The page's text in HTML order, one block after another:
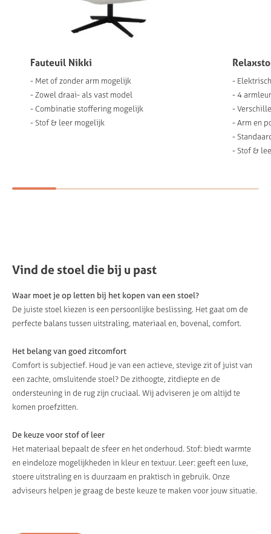
Relaxstoel Cassie
- Elektrisch of handmatige bediening
- 4 armleuningen mogelijk
- Verschillende poten mogelijk
- Arm en poot opties in 5 RAL kleuren
Vind de stoel die bij u past
Waar moet je op letten bij het kopen van een stoel?
De juiste stoel kiezen is een persoonlijke beslissing. Het gaat om de
perfecte balans tussen uitstraling, materiaal en, bovenal, comfort.
Het belang van goed zitcomfort
Comfort is subjectief. Houd je van een actieve, stevige zit of juist van
een zachte, omsluitende stoel? De zithoogte, zitdiepte en de
ondersteuning in de rug zijn cruciaal. Wij adviseren je om altijd te
komen proefzitten.
De keuze voor stof of leer
Het materiaal bepaalt de sfeer en het onderhoud. Stof: biedt warmte
en eindeloze mogelijkheden in kleur en textuur. Leer: geeft een luxe,
stoere uitstraling en is duurzaam en praktisch in gebruik. Onze
adviseurs helpen je graag de beste keuze te maken voor jouw situatie.